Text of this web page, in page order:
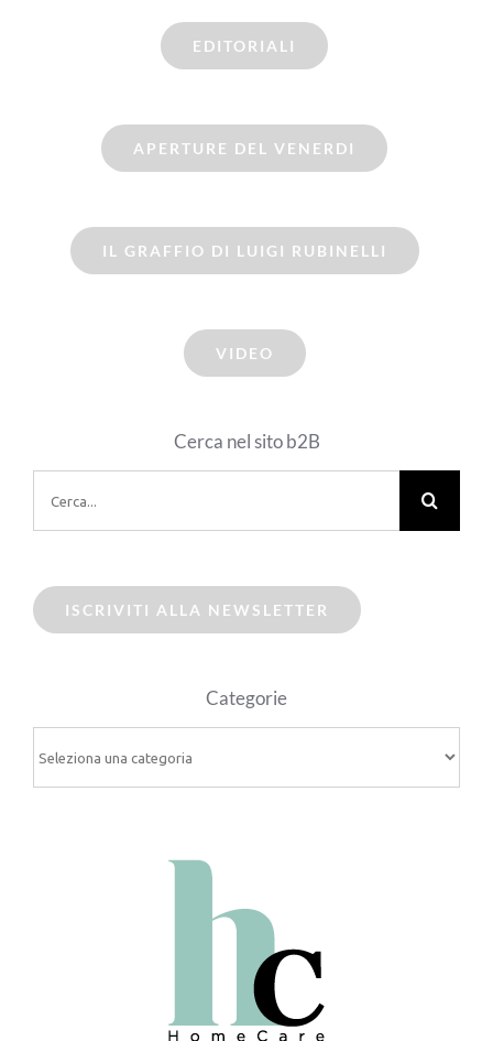
EDITORIALI
APERTURE DEL VENERDI
IL GRAFFIO DI LUIGI RUBINELLI
VIDEO
Cerca nel sito b2B
per:
ISCRIVITI ALLA NEWSLETTER
Categorie